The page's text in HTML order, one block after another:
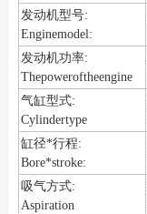
发动机型号:
Enginemodel:
发动机功率:
Thepoweroftheengine
气缸型式:
Cylindertype
缸径*行程:
Bore*stroke:
吸气方式:
Aspiration